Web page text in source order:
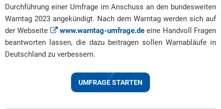
Durchführung einer Umfrage im Anschuss an den bundesweiten
Warntag 2023 angekündigt. Nach dem Warntag werden sich auf
der Webseite
www.warntag-umfrage.deeine Handvoll Fragen
beantworten lassen, die dazu beitragen sollen Warnabläufe in
Deutschland zu verbessern.
UMFRAGE STARTEN